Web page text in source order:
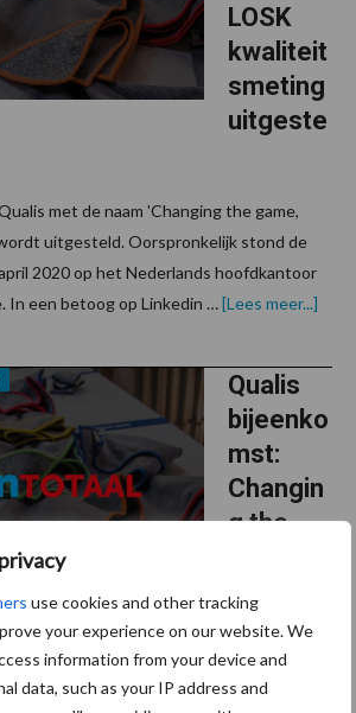
use cookies and other tracking
your experience on our website. We
information from your device and
data, such as your IP address and
LOSK
kwaliteit
smeting
uitgeste
met de naam 'Changing the game,
uitgesteld. Oorspronkelijk stond de
2020 op het Nederlands hoofdkantoor
In een betoog op Linkedin …[Lees meer...]
Qualis
bijeenko
mst:
Changin
g the
changin
g the